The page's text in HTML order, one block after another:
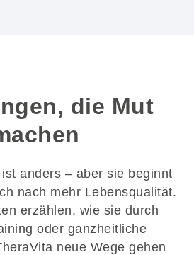
die Mut
anders – aber sie beginnt
nach mehr Lebensqualität.
erzählen, wie sie durch
oder ganzheitliche
neue Wege gehen